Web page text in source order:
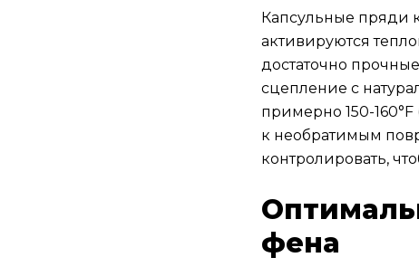
Капсульные пряди
активируются
достаточно
сцепление с
примерно 150-
к необратимым
контролировать,
фена